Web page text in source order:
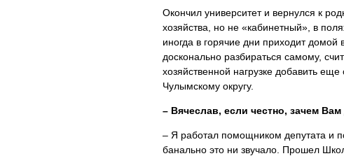
Окончил университет и вернулся к
хозяйства, но не «кабинетный», в
иногда в горячие дни приходит
досконально разбираться самому,
хозяйственной нагрузке добавить
Чулымскому округу.
– Вячеслав, если честно, зачем Вам
– Я работал помощником депутата и
банально это ни звучало. Прошел